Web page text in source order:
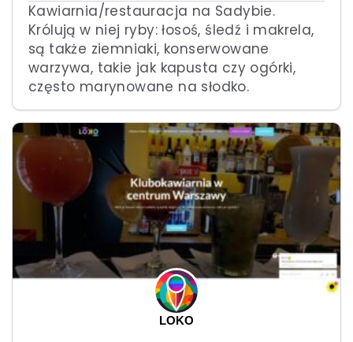
Kawiarnia/restauracja na Sadybie.
Królują w niej ryby: łosoś, śledź i makrela,
są także ziemniaki, konserwowane
warzywa, takie jak kapusta czy ogórki,
często marynowane na słodko.
LOKO